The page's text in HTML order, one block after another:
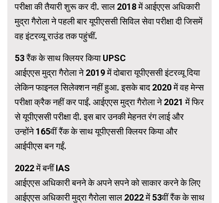
परीक्षा की तैयारी शुरू कर दी. साल 2018 में आईएएस अधिकारी
मुद्रा गैरोला ने पहली बार यूपीएससी सिविल सेवा परीक्षा दी जिसमें
वह इंटरव्यू राउंड तक पहुंचीं.
53 रैंक के साथ क्लियर किया UPSC
आईएएस मुद्रा गैरोला ने 2019 में दोबारा यूपीएससी इंटरव्यू दिया
लेकिन फाइनल सिलेक्शन नहीं हुआ. इसके बाद 2020 में वह मेन्स
परीक्षा क्रैक नहीं कर पाईं. आईएएस मुद्रा गैरोला ने 2021 में फिर
से यूपीएससी परीक्षा दी. इस बार उनकी मेहनत रंग लाई और
उन्होंने 165वीं रैंक के साथ यूपीएससी क्लियर किया और
आईपीएस बन गईं.
2022 में बनीं IAS
आईएएस अधिकारी बनने के अपने सपने को साकार करने के लिए
आईएएस अधिकारी मुद्रा गैरोला साल 2022 में 53वीं रैंक के साथ